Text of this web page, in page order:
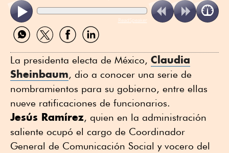
ReadSpeaker
Compartir
por
Compartir
por
Compartir
por
Compartir
por
La presidenta electa de México, Claudia
Sheinbaum, dio a conocer una serie de
nombramientos para su gobierno, entre ellas
nueve ratificaciones de funcionarios.
Jesús Ramírez, quien en la administración
saliente ocupó el cargo de Coordinador
General de Comunicación Social y vocero del